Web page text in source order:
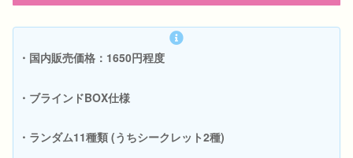
・国内販売価格：1650円程度
・ブラインドBOX仕様
・ランダム11種類 (うちシークレット2種)